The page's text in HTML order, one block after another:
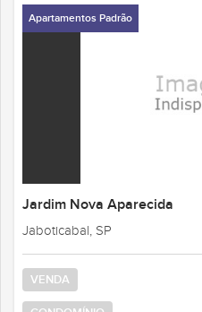
Apartamentos Padrão
Jardim Nova Aparecida
Jaboticabal, SP
VENDA